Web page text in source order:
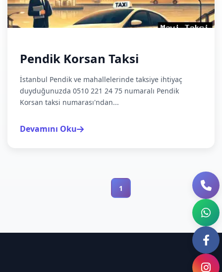
Pendik Korsan Taksi
İstanbul Pendik ve mahallelerinde taksiye ihtiyaç
duyduğunuzda 0510 221 24 75 numaralı Pendik
Korsan taksi numarası'ndan...
Devamını Oku
1